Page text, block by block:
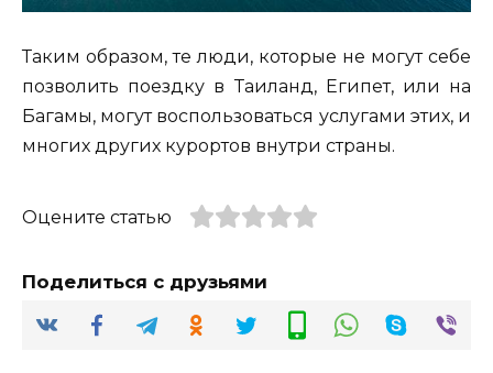
Таким образом, те люди, которые не могут себе
позволить поездку в Таиланд, Египет, или на
Багамы, могут воспользоваться услугами этих, и
многих других курортов внутри страны.
Оцените статью
Поделиться с друзьями